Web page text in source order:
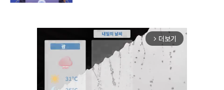
arrow_forward_ios 더보기